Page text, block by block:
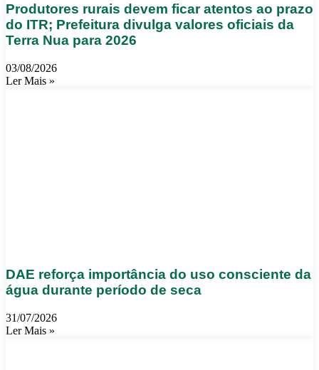
Produtores rurais devem ficar atentos ao prazo
do ITR; Prefeitura divulga valores oficiais da
Terra Nua para 2026
03/08/2026
Ler Mais »
DAE reforça importância do uso consciente da
água durante período de seca
31/07/2026
Ler Mais »